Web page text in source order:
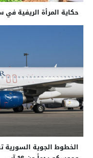
حكاية المرأة الريفية في
الخطوط الجوية